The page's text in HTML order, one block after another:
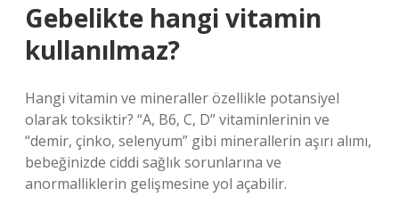
Gebelikte hangi vitamin
kullanılmaz?
Hangi vitamin ve mineraller özellikle potansiyel
olarak toksiktir? “A, B6, C, D” vitaminlerinin ve
“demir, çinko, selenyum” gibi minerallerin aşırı alımı,
bebeğinizde ciddi sağlık sorunlarına ve
anormalliklerin gelişmesine yol açabilir.